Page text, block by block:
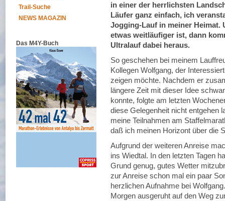
Trail-Suche
NEWS MAGAZIN
Das M4Y-Buch
in einer der herrlichsten
Läufer ganz einfach, ich
Jogging-Lauf in meiner Heimat.
etwas weitläufiger ist, dann
Ultralauf dabei heraus.
So geschehen bei meinem
Kollegen Wolfgang, der
zeigen möchte. Nachdem er
längere Zeit mit dieser Idee
konnte, folgte am letzten
diese Gelegenheit nicht entgehen
meine Teilnahmen am
daß ich meinen Horizont über die
Aufgrund der weiteren Anreise
ins Wiedtal. In den letzten Tagen
Grund genug, gutes Wetter
zur Anreise schon mal ein paar
herzlichen Aufnahme bei
Morgen ausgeruht auf den Weg